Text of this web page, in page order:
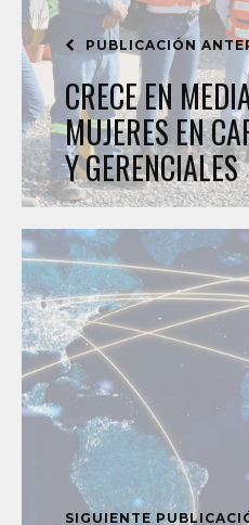
PUBLICACIÓN
CRECE EN
MUJERES EN
Y GERENCIALES
SIGUIENTE